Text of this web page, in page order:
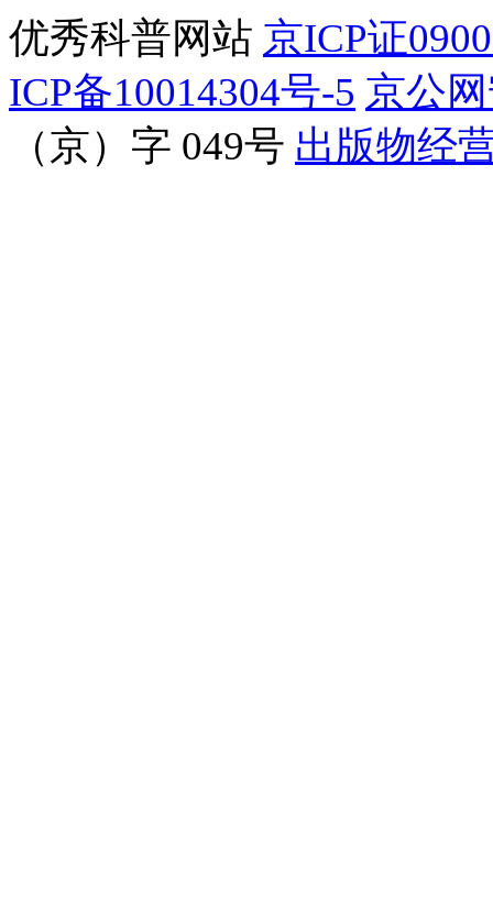
优秀科普网站 京ICP证
ICP备10014304号-5 京公
（京）字 049号 出版物经